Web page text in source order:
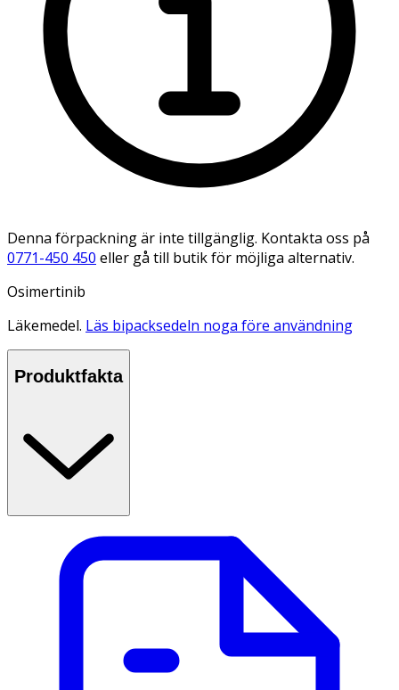
Denna förpackning är inte tillgänglig. Kontakta oss på
0771-450 450 eller gå till butik för möjliga alternativ.
Osimertinib
Läkemedel. Läs bipacksedeln noga före användning
Produktfakta